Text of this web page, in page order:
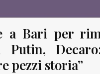
a Bari per
pezzi storia”